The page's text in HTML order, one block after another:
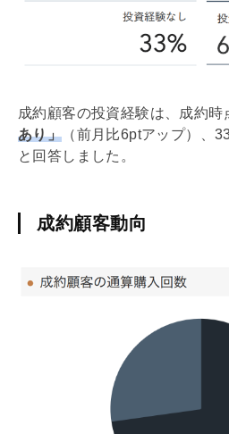
成約顧客の投資経験は、成約時
あり」 （前月比6ptアップ）、
と回答しました。
成約顧客動向